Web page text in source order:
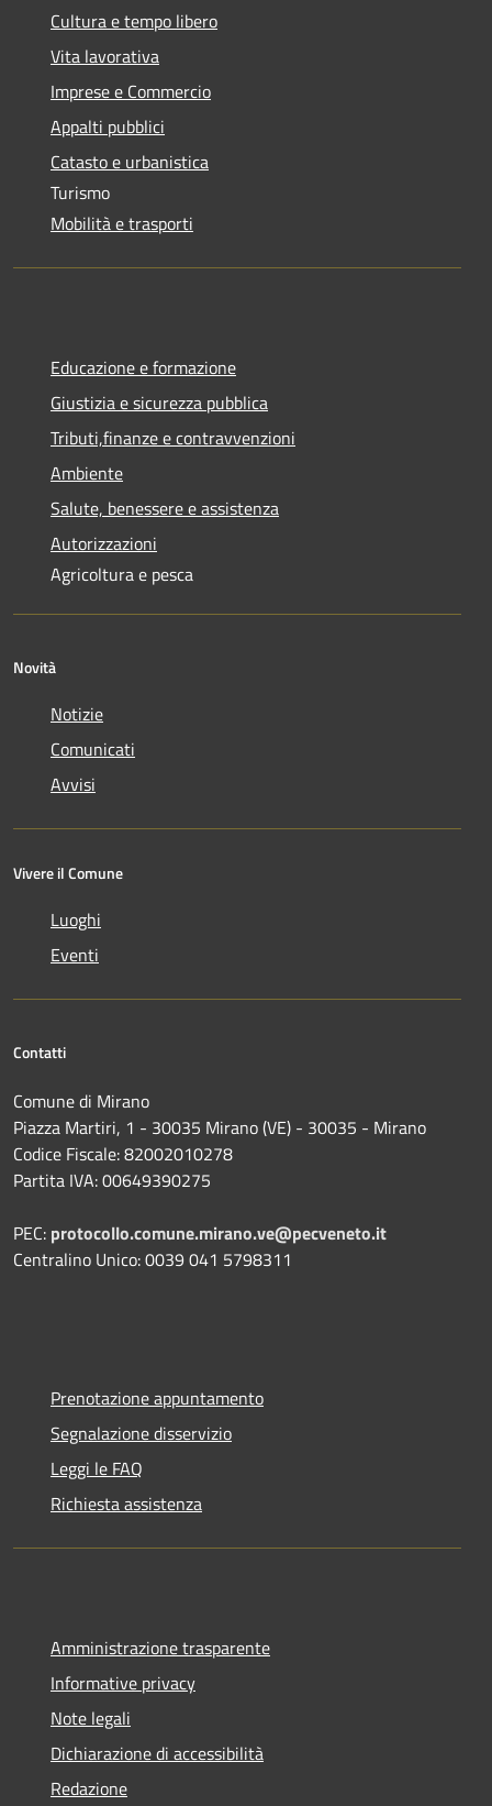
Cultura e tempo libero
Vita lavorativa
Imprese e Commercio
Appalti pubblici
Catasto e urbanistica
Turismo
Mobilità e trasporti
Educazione e formazione
Giustizia e sicurezza pubblica
Tributi,finanze e contravvenzioni
Ambiente
Salute, benessere e assistenza
Autorizzazioni
Agricoltura e pesca
Novità
Notizie
Comunicati
Avvisi
Vivere il Comune
Luoghi
Eventi
Contatti
Comune di Mirano
Piazza Martiri, 1 - 30035 Mirano (VE) - 30035 - Mirano
Codice Fiscale: 82002010278
Partita IVA: 00649390275
PEC: protocollo.comune.mirano.ve@pecveneto.it
Centralino Unico: 0039 041 5798311
Prenotazione appuntamento
Segnalazione disservizio
Leggi le FAQ
Richiesta assistenza
Amministrazione trasparente
Informative privacy
Note legali
Dichiarazione di accessibilità
Redazione